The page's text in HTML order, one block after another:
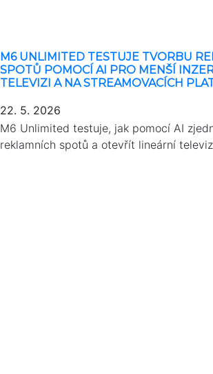
M6 UNLIMITED TESTUJE TVORBU
SPOTŮ POMOCÍ AI PRO MENŠÍ
TELEVIZI A NA STREAMOVACÍCH
22. 5. 2026
M6 Unlimited testuje, jak pomocí AI
reklamních spotů a otevřít lineární